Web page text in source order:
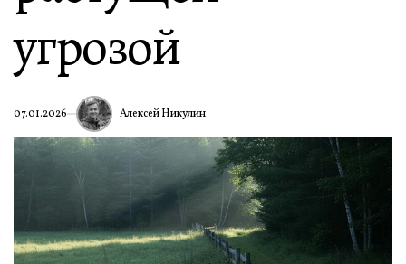
угрозой
07.01.2026 Алексей Никулин